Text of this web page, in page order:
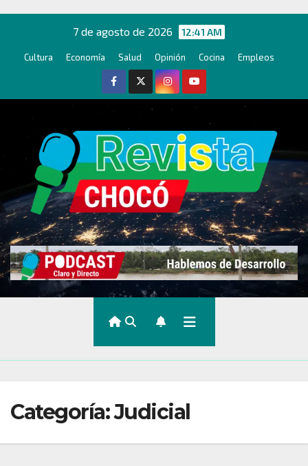
contenido
7 de agosto de 2026 12:41 AM
Cultura Economía Salud Opinión Cocina Empleos
Categoría:Judicial